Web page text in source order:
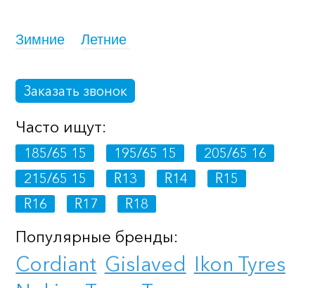
Зимние Летние
Заказать звонок
Часто ищут:
185/65 15 195/65 15
205/65 16
215/65 15
R13 R14
R15
R16
R17 R18
Популярные бренды:
Cordiant Gislaved Ikon Tyres